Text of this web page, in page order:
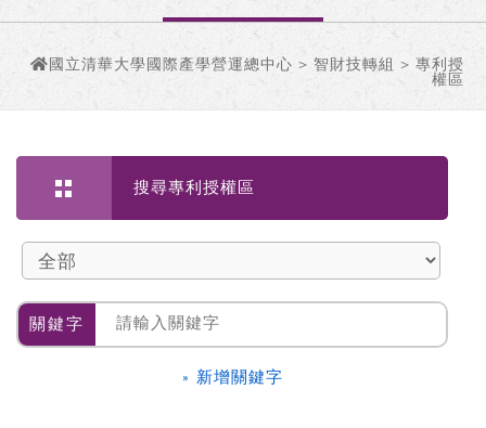
國立清華大學國際產學營運總中心 > 智財技轉組 > 專利授
權區
搜尋專利授權區
關鍵字
» 新增關鍵字